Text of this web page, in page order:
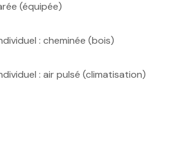
(équipée)
: cheminée (bois)
: air pulsé (climatisation)